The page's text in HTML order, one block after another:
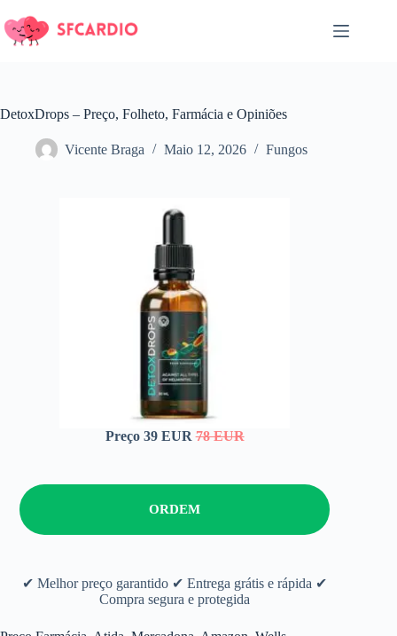
para
DetoxDrops – Preço, Folheto, Farmácia e Opiniões
Vicente Braga Maio 12, 2026 Fungos
Preço 39 EUR78 EUR
ORDEM
✔ Melhor preço garantido ✔ Entrega grátis e rápida ✔
Compra segura e protegida